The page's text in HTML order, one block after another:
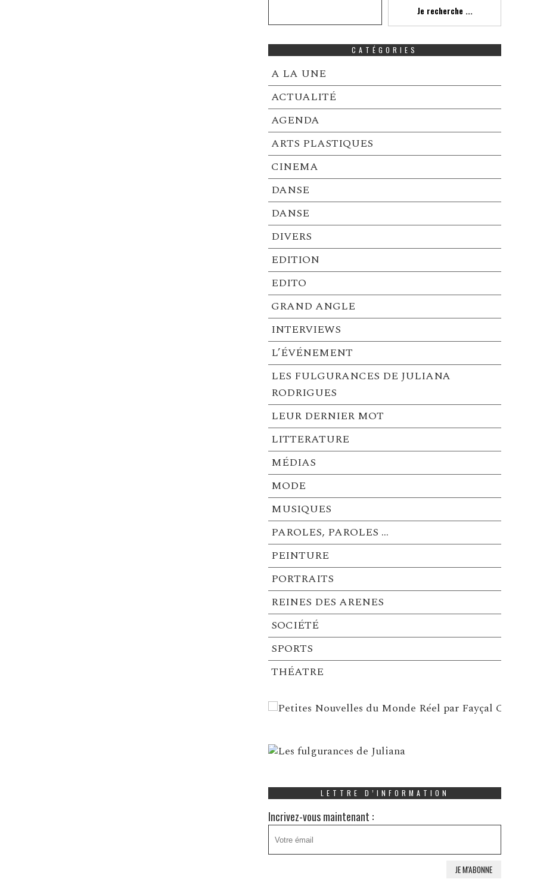
Je recherche ...
CATÉGORIES
A LA UNE
ACTUALITÉ
AGENDA
ARTS PLASTIQUES
CINEMA
DANSE
DANSE
DIVERS
EDITION
EDITO
GRAND ANGLE
INTERVIEWS
L’ÉVÉNEMENT
LES FULGURANCES DE JULIANA
RODRIGUES
LEUR DERNIER MOT
LITTERATURE
MÉDIAS
MODE
MUSIQUES
PAROLES, PAROLES …
PEINTURE
PORTRAITS
REINES DES ARENES
SOCIÉTÉ
SPORTS
THÉATRE
LETTRE D’INFORMATION
Incrivez-vous maintenant :